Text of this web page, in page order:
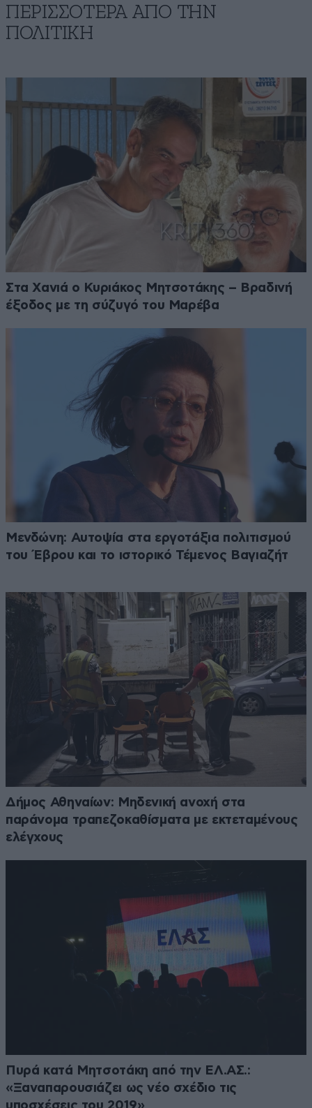
ΠΕΡΙΣΣΟΤΕΡΑ ΑΠΟ ΤΗΝ
ΠΟΛΙΤΙΚΗ
Στα Χανιά ο Κυριάκος Μητσοτάκης – Βραδινή
έξοδος με τη σύζυγό του Μαρέβα
Μενδώνη: Αυτοψία στα εργοτάξια πολιτισμού
του Έβρου και το ιστορικό Τέμενος Βαγιαζήτ
Δήμος Αθηναίων: Μηδενική ανοχή στα
παράνομα τραπεζοκαθίσματα με εκτεταμένους
ελέγχους
Πυρά κατά Μητσοτάκη από την ΕΛ.ΑΣ.:
«Ξαναπαρουσιάζει ως νέο σχέδιο τις